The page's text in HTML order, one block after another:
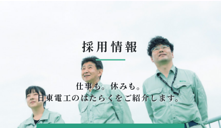
採用情報
仕事も。休みも。
日東電工のはたらくをご紹介します。